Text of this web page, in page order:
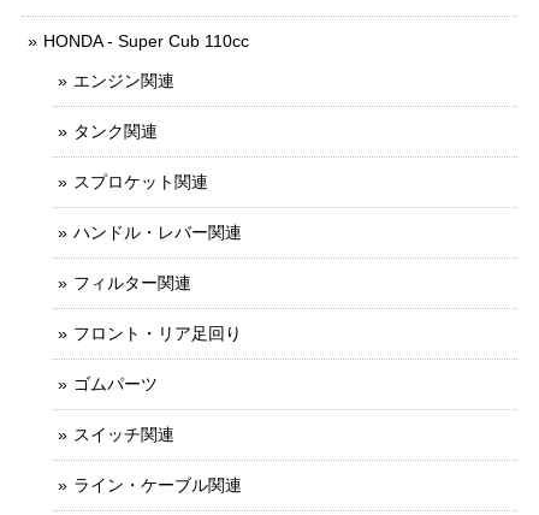
HONDA - Super Cub 110cc
エンジン関連
タンク関連
スプロケット関連
ハンドル・レバー関連
フィルター関連
フロント・リア足回り
ゴムパーツ
スイッチ関連
ライン・ケーブル関連